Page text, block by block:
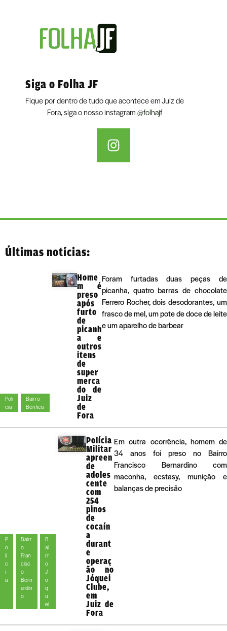
Siga o Folha JF
Fique por dentro de tudo que acontece em Juiz de
Fora, siga o nosso instagram@folhajf
Últimas notícias:
Polí
cia
Bairro
Benfica
Home
m é
preso
após
furto
de
picanh
a e
outros
itens
de
super
merca
do de
Juiz
de
Fora
Foram furtadas duas peças de
picanha, quatro barras de chocolate
Ferrero Rocher, dois desodorantes, um
frasco de mel, um pote de doce de leite
e um aparelho de barbear
P
o
lí
c
i
a
Bairr
o
Fran
cisc
o
Bern
ardin
o
B
ai
rr
o
J
ó
q
u
ei
Polícia
Militar
apreen
de
adoles
cente
com
254
pinos
de
cocaín
a
durant
e
operaç
ão no
Jóquei
Clube,
em
Juiz de
Fora
Em outra ocorrência, homem de
34 anos foi preso no Bairro
Francisco Bernardino com
maconha, ecstasy, munição e
balanças de precisão